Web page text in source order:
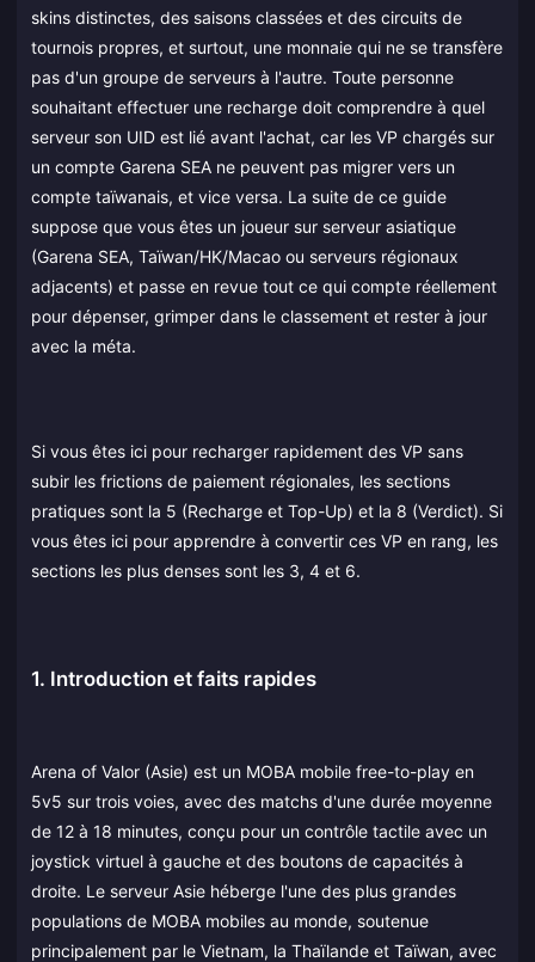
skins distinctes, des saisons classées et des circuits de
tournois propres, et surtout, une monnaie qui ne se transfère
pas d'un groupe de serveurs à l'autre. Toute personne
souhaitant effectuer une recharge doit comprendre à quel
serveur son UID est lié avant l'achat, car les VP chargés sur
un compte Garena SEA ne peuvent pas migrer vers un
compte taïwanais, et vice versa. La suite de ce guide
suppose que vous êtes un joueur sur serveur asiatique
(Garena SEA, Taïwan/HK/Macao ou serveurs régionaux
adjacents) et passe en revue tout ce qui compte réellement
pour dépenser, grimper dans le classement et rester à jour
avec la méta.
Si vous êtes ici pour recharger rapidement des VP sans
subir les frictions de paiement régionales, les sections
pratiques sont la 5 (Recharge et Top-Up) et la 8 (Verdict). Si
vous êtes ici pour apprendre à convertir ces VP en rang, les
sections les plus denses sont les 3, 4 et 6.
1. Introduction et faits rapides
Arena of Valor (Asie) est un MOBA mobile free-to-play en
5v5 sur trois voies, avec des matchs d'une durée moyenne
de 12 à 18 minutes, conçu pour un contrôle tactile avec un
joystick virtuel à gauche et des boutons de capacités à
droite. Le serveur Asie héberge l'une des plus grandes
populations de MOBA mobiles au monde, soutenue
principalement par le Vietnam, la Thaïlande et Taïwan, avec